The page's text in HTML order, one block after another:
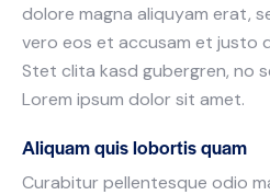
dolore magna aliquyam erat,
vero eos et accusam et justo
Stet clita kasd gubergren, no
Lorem ipsum dolor sit amet.
Aliquam quis lobortis quam
Curabitur pellentesque odio